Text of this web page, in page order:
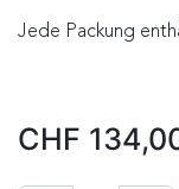
Jede Packung
CHF